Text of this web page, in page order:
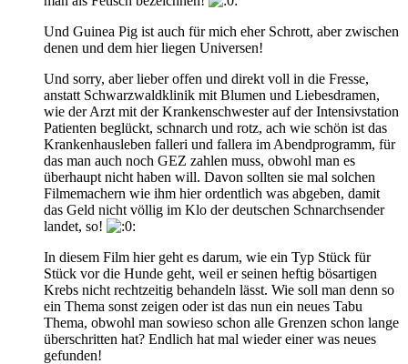
Und Guinea Pig ist auch für mich eher Schrott, aber zwischen
denen und dem hier liegen Universen!
Und sorry, aber lieber offen und direkt voll in die Fresse,
anstatt Schwarzwaldklinik mit Blumen und Liebesdramen,
wie der Arzt mit der Krankenschwester auf der Intensivstation
Patienten beglückt, schnarch und rotz, ach wie schön ist das
Krankenhausleben falleri und fallera im Abendprogramm, für
das man auch noch GEZ zahlen muss, obwohl man es
überhaupt nicht haben will. Davon sollten sie mal solchen
Filmemachern wie ihm hier ordentlich was abgeben, damit
das Geld nicht völlig im Klo der deutschen Schnarchsender
landet, so!
In diesem Film hier geht es darum, wie ein Typ Stück für
Stück vor die Hunde geht, weil er seinen heftig bösartigen
Krebs nicht rechtzeitig behandeln lässt. Wie soll man denn so
ein Thema sonst zeigen oder ist das nun ein neues Tabu
Thema, obwohl man sowieso schon alle Grenzen schon lange
überschritten hat? Endlich hat mal wieder einer was neues
gefunden!